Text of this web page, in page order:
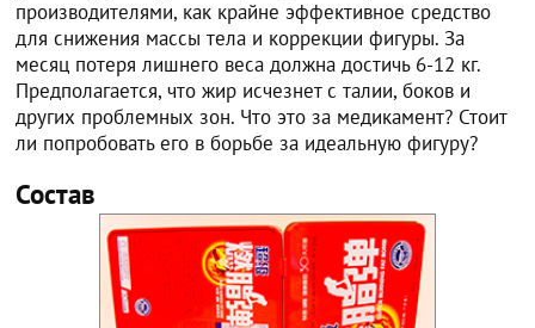
производителями, как крайне эффективное средство
для снижения массы тела и коррекции фигуры. За
месяц потеря лишнего веса должна достичь 6-12 кг.
Предполагается, что жир исчезнет с талии, боков и
других проблемных зон. Что это за медикамент? Стоит
ли попробовать его в борьбе за идеальную фигуру?
Состав